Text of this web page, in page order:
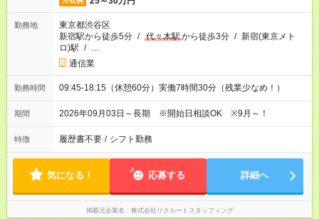
勤務地
東京都渋谷区
新宿駅から徒歩5分 / 代々木駅から徒歩3分 / 新宿(東京メト
ロ)駅 / …
通信業
勤務時間 09:45-18:15（休憩60分）実働7時間30分（残業少なめ！）
期間 2026年09月03日～長期 ※開始日相談OK ※9月～！
特徴 履歴書不要 / シフト勤務
気になる！ 応募する 詳細へ
掲載元企業名 株式会社リクルートスタッフィング